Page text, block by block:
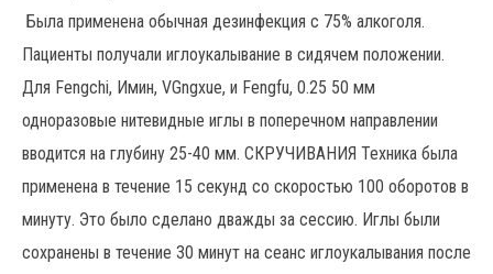
Была применена обычная дезинфекция с 75% алкоголя.
Пациенты получали иглоукалывание в сидячем положении.
Для Fengchi, Имин, VGngxue, и Fengfu, 0.25 50 мм
одноразовые нитевидные иглы в поперечном направлении
вводится на глубину 25-40 мм. СКРУЧИВАНИЯ Техника была
применена в течение 15 секунд со скоростью 100 оборотов в
минуту. Это было сделано дважды за сессию. Иглы были
сохранены в течение 30 минут на сеанс иглоукалывания после